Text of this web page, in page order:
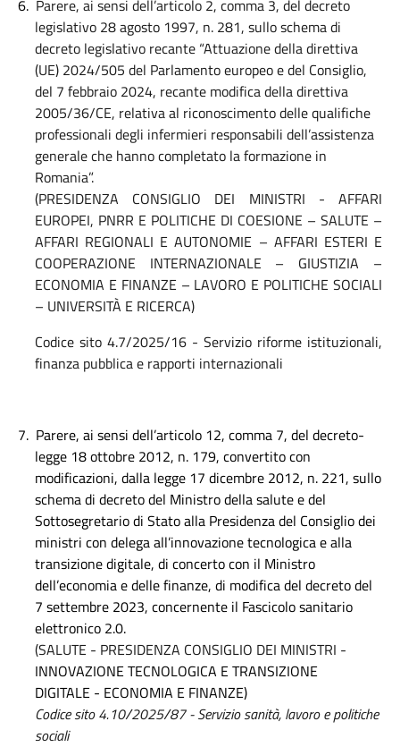
6. Parere, ai sensi dell’articolo 2, comma 3, del decreto
legislativo 28 agosto 1997, n. 281, sullo schema di
decreto legislativo recante “Attuazione della direttiva
(UE) 2024/505 del Parlamento europeo e del Consiglio,
del 7 febbraio 2024, recante modifica della direttiva
2005/36/CE, relativa al riconoscimento delle qualifiche
professionali degli infermieri responsabili dell’assistenza
generale che hanno completato la formazione in
Romania”.
(PRESIDENZA CONSIGLIO DEI MINISTRI - AFFARI
EUROPEI, PNRR E POLITICHE DI COESIONE – SALUTE –
AFFARI REGIONALI E AUTONOMIE – AFFARI ESTERI E
COOPERAZIONE INTERNAZIONALE – GIUSTIZIA –
ECONOMIA E FINANZE – LAVORO E POLITICHE SOCIALI
– UNIVERSITÀ E RICERCA)
Codice sito 4.7/2025/16 - Servizio riforme istituzionali,
finanza pubblica e rapporti internazionali
7. Parere, ai sensi dell’articolo 12, comma 7, del decreto-
legge 18 ottobre 2012, n. 179, convertito con
modificazioni, dalla legge 17 dicembre 2012, n. 221, sullo
schema di decreto del Ministro della salute e del
Sottosegretario di Stato alla Presidenza del Consiglio dei
ministri con delega all’innovazione tecnologica e alla
transizione digitale, di concerto con il Ministro
dell’economia e delle finanze, di modifica del decreto del
7 settembre 2023, concernente il Fascicolo sanitario
elettronico 2.0.
(SALUTE - PRESIDENZA CONSIGLIO DEI MINISTRI -
INNOVAZIONE TECNOLOGICA E TRANSIZIONE
DIGITALE - ECONOMIA E FINANZE)
Codice sito 4.10/2025/87 - Servizio sanità, lavoro e politiche
sociali